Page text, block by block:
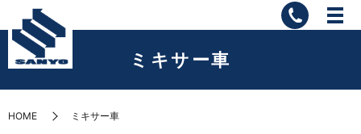
ミキサー車
HOME ミキサー車